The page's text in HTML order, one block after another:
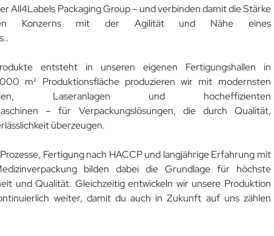
All4Labels Packaging Group – und verbinden damit die Stärke
Konzerns mit der Agilität und Nähe eines
entsteht in unseren eigenen Fertigungshallen in
m² Produktionsfläche produzieren wir mit modernsten
Laseranlagen und hocheffizienten
– für Verpackungslösungen, die durch Qualität,
überzeugen.
Fertigung nach HACCP und langjährige Erfahrung mit
bilden dabei die Grundlage für höchste
und Qualität. Gleichzeitig entwickeln wir unsere Produktion
weiter, damit du auch in Zukunft auf uns zählen